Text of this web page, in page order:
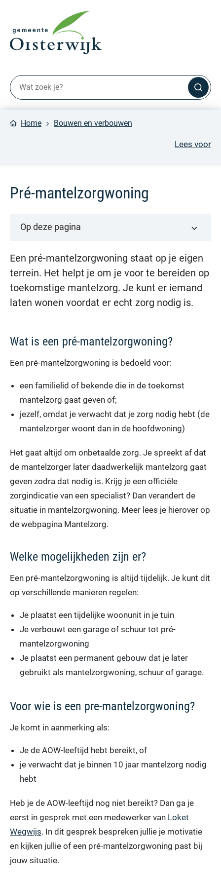
Home Bouwen en verbouwen
Lees voor
Pré-mantelzorgwoning
Een pré-mantelzorgwoning staat op je eigen
terrein. Het helpt je om je voor te bereiden op
toekomstige mantelzorg. Je kunt er iemand
laten wonen voordat er echt zorg nodig is.
Wat is een pré-mantelzorgwoning?
Een pré-mantelzorgwoning is bedoeld voor:
een familielid of bekende die in de toekomst
mantelzorg gaat geven of;
jezelf, omdat je verwacht dat je zorg nodig hebt (de
mantelzorger woont dan in de hoofdwoning)
Het gaat altijd om onbetaalde zorg. Je spreekt af dat
de mantelzorger later daadwerkelijk mantelzorg gaat
geven zodra dat nodig is. Krijg je een officiële
zorgindicatie van een specialist? Dan verandert de
situatie in mantelzorgwoning. Meer lees je hierover op
de webpagina Mantelzorg.
Welke mogelijkheden zijn er?
Een pré-mantelzorgwoning is altijd tijdelijk. Je kunt dit
op verschillende manieren regelen:
Je plaatst een tijdelijke woonunit in je tuin
Je verbouwt een garage of schuur tot pré-
mantelzorgwoning
Je plaatst een permanent gebouw dat je later
gebruikt als mantelzorgwoning, schuur of garage.
Voor wie is een pre-mantelzorgwoning?
Je komt in aanmerking als:
Je de AOW-leeftijd hebt bereikt, of
je verwacht dat je binnen 10 jaar mantelzorg nodig
hebt
Heb je de AOW-leeftijd nog niet bereikt? Dan ga je
eerst in gesprek met een medewerker van Loket
Wegwijs. In dit gesprek bespreken jullie je motivatie
en kijken jullie of een pré-mantelzorgwoning past bij
jouw situatie.
Op deze pagina